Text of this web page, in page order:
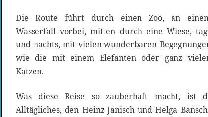
Die Route führt durch einen Zoo, an
Wasserfall vorbei, mitten durch eine Wiese,
und nachts, mit vielen wunderbaren
wie die mit einem Elefanten oder ganz
Katzen.
Was diese Reise so zauberhaft macht, ist
Alltägliches, den Heinz Janisch und Helga